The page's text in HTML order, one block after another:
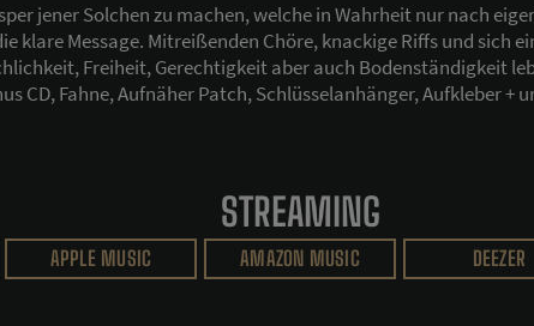
jener Solchen zu machen, welche in Wahrheit nur nach
klare Message. Mitreißenden Chöre, knackige Riffs und sich
Freiheit, Gerechtigkeit aber auch Bodenständigkeit
CD, Fahne, Aufnäher Patch, Schlüsselanhänger, Aufkleber
STREAMING
APPLE MUSIC AMAZON MUSIC DEEZER